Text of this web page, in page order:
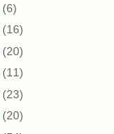
(6)
(16)
(20)
(11)
(23)
(20)